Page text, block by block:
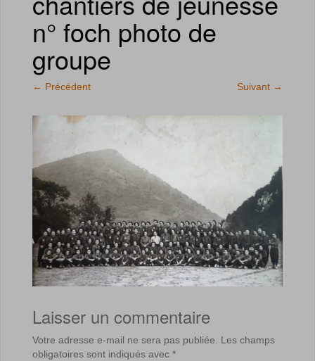
n° foch photo de
groupe
← Précédent Suivant →
Laisser un commentaire
Votre adresse e-mail ne sera pas publiée. Les champs
obligatoires sont indiqués avec *